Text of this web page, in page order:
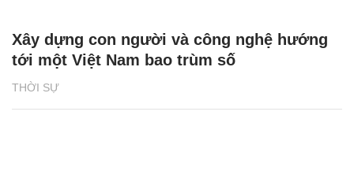
THỜI SỰ
Xây dựng con người và công nghệ hướng
tới một Việt Nam bao trùm số